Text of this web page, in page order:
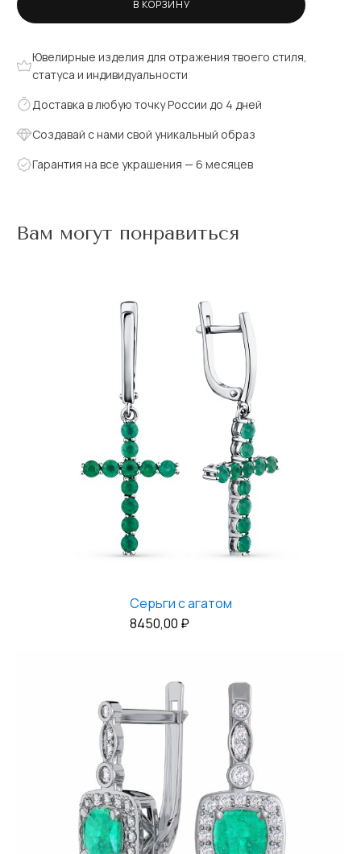
В КОРЗИНУ
Ювелирные изделия для отражения твоего стиля,
статуса и индивидуальности
Доставка в любую точку России до 4 дней
Создавай с нами свой уникальный образ
Гарантия на все украшения — 6 месяцев
Вам могут понравиться
Серьги с агатом
8450,00 ₽